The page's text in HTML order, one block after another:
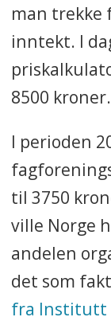
man trekke
inntekt. I
8500 kroner.
I perioden
til 3750
ville Norge
andelen
det som
fra Institutt